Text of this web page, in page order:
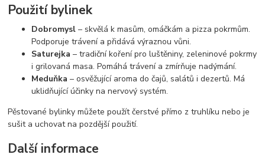
Použití bylinek
Dobromysl – skvělá k masům, omáčkám a pizza pokrmům.
Podporuje trávení a přidává výraznou vůni.
Saturejka – tradiční koření pro luštěniny, zeleninové pokrmy
i grilovaná masa. Pomáhá trávení a zmírňuje nadýmání.
Meduňka – osvěžující aroma do čajů, salátů i dezertů. Má
uklidňující účinky na nervový systém.
Pěstované bylinky můžete použít čerstvé přímo z truhlíku nebo je
sušit a uchovat na pozdější použití.
Další informace